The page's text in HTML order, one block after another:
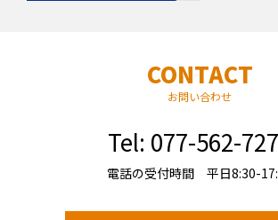
CONTACT
お問い合わせ
Tel: 077-562-
電話の受付時間 平日8:30-